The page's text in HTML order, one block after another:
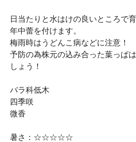
日当たりと水はけの良いところで
年中蕾を付けます。
梅雨時はうどんこ病などに注意！
予防の為株元の込み合った葉っぱ
しょう！
バラ科低木
四季咲
微香
暑さ：☆☆☆☆☆